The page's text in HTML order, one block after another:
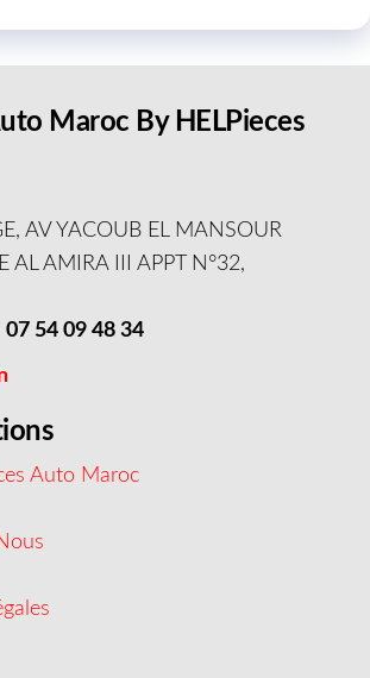
Maroc By HELPieces
AV YACOUB EL MANSOUR
AL AMIRA III APPT N°32,
07 54 09 48 34
Auto Maroc